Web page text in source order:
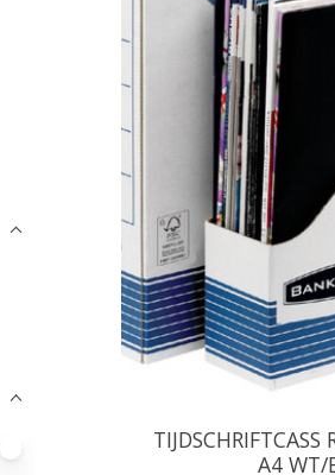
TIJDSCHRIFTCASS
A4 WT/